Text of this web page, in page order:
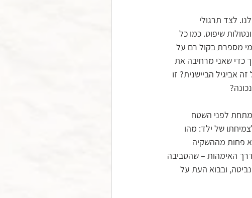
לצד תרגולי
שיפוט. כמו כל
מספרת בקול רם על
כדי שאני מרחיבה את
אביגיל הביישנית? זו
לפני השטח
של ילד: מהו
פחות מההשקיה
האימהוּת – שהסביבה
ובבוא העת על